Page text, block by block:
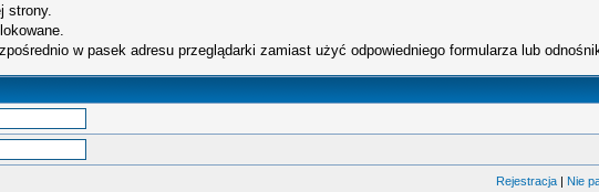
strony.
w pasek adresu przeglądarki zamiast użyć odpowiedniego formularza lub
Rejestracja | Nie